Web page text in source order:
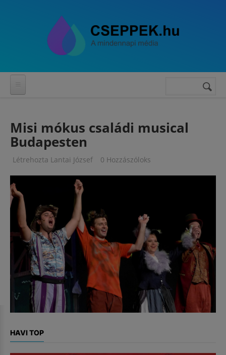
Keresés
Misi mókus családi musical
Budapesten
Létrehozta Lantai József 0 Hozzászóloks
HAVI TOP